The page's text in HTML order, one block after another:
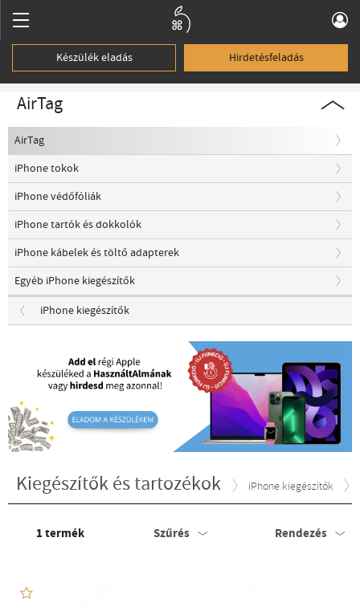
Készülék eladás Hirdetésfeladás
AirTag
AirTag
iPhone tokok
iPhone védőfóliák
iPhone tartók és dokkolók
iPhone kábelek és töltő adapterek
Egyéb iPhone kiegészítők
iPhone kiegészítők
Kiegészítők és tartozékok iPhone kiegészítők
1termék Szűrés Rendezés